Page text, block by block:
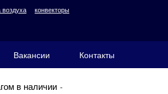
воздуха конвекторы
Вакансии Контакты
в наличии